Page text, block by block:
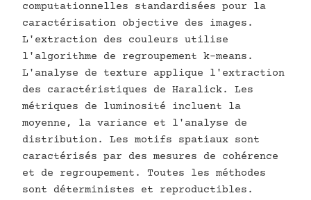
computationnelles standardisées pour la
caractérisation objective des images.
L'extraction des couleurs utilise
l'algorithme de regroupement k-means.
L'analyse de texture applique l'extraction
des caractéristiques de Haralick. Les
métriques de luminosité incluent la
moyenne, la variance et l'analyse de
distribution. Les motifs spatiaux sont
caractérisés par des mesures de cohérence
et de regroupement. Toutes les méthodes
sont déterministes et reproductibles.